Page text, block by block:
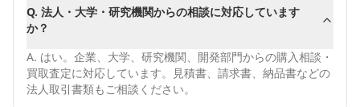
Q. 法人・大学・研究機関からの相談に対応しています
か？
A. はい。企業、大学、研究機関、開発部門からの購入相談・
買取査定に対応しています。見積書、請求書、納品書などの
法人取引書類もご相談ください。